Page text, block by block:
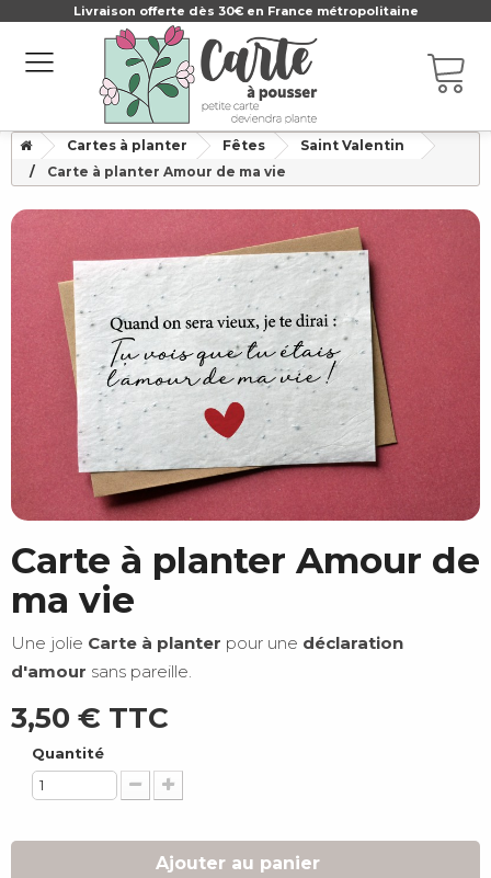
Livraison offerte dès 30€ en France métropolitaine
Cartes à planter Fêtes
Saint Valentin
Carte à planter Amour de ma vie
Carte à planter Amour de
ma vie
Une jolie Carte à planter pour une déclaration
d'amour sans pareille.
3,50 € TTC
Quantité
Ajouter au panier